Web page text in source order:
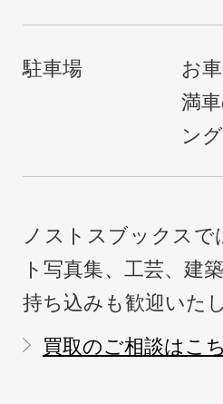
駐車場
お
満
ン
ノストスブックス
ト写真集、工芸、建
持ち込みも歓迎いた
買取のご相談はこ